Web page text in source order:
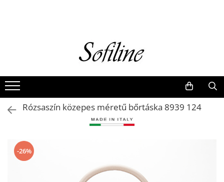
Valódi bőr
Hátizsákok
Elegáns kistáskák
Rózsaszín közepes méretű bőrtáska 8939 124
-26%